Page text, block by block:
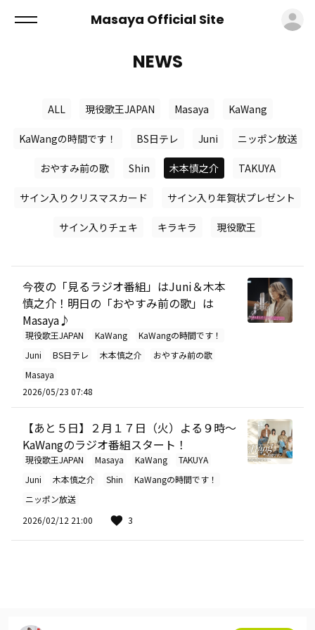
Masaya Official Site
NEWS
ALL 現役歌王JAPAN Masaya KaWang
KaWangの時間です！ BS日テレ Juni ニッポン放送
おやすみ前の歌 Shin 木本慎之介 TAKUYA
サイン入りクリスマスカード サイン入り年賀状プレゼント
サイン入りチェキ キラキラ 現役歌王
今夜の「見るラジオ番組」はJuni＆木本
慎之介！明日の「おやすみ前の歌」は
Masaya♪
現役歌王JAPAN KaWang
KaWangの時間です！
Juni
BS日テレ 木本慎之介
おやすみ前の歌
Masaya
2026/05/23 07:48
【あと５日】２月１７日（火）よる９時～
KaWangのラジオ番組スタート！
現役歌王JAPAN Masaya KaWang
TAKUYA
Juni
木本慎之介 Shin
KaWangの時間です！
ニッポン放送
2026/02/12 21:00
3